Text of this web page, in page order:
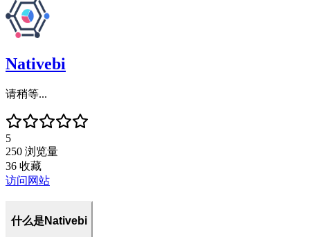
Nativebi
请稍等...
5
250 浏览量
36 收藏
访问网站
什么是Nativebi